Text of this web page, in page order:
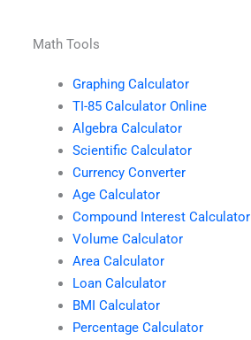
Math Tools
Graphing Calculator
TI-85 Calculator Online
Algebra Calculator
Scientific Calculator
Currency Converter
Age Calculator
Compound Interest Calculator
Volume Calculator
Area Calculator
Loan Calculator
BMI Calculator
Percentage Calculator